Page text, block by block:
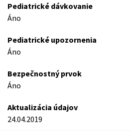
Pediatrické dávkovanie
Áno
Pediatrické upozornenia
Áno
Bezpečnostný prvok
Áno
Aktualizácia údajov
24.04.2019